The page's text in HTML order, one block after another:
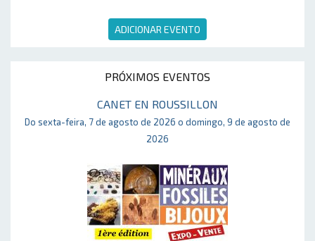
ADICIONAR EVENTO
PRÓXIMOS EVENTOS
CANET EN ROUSSILLON
Do sexta-feira, 7 de agosto de 2026 o domingo, 9 de agosto de
2026